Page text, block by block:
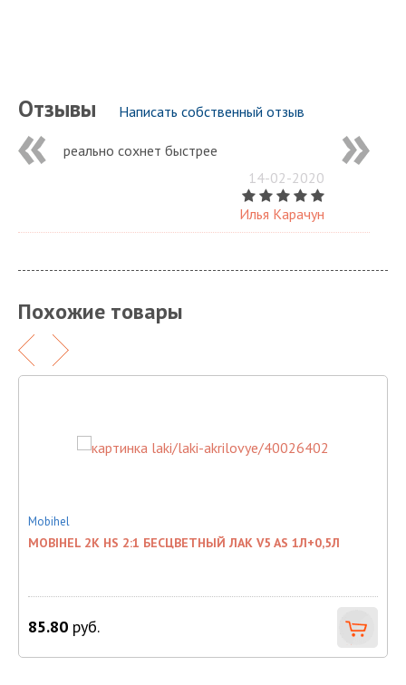
Отзывы Написать собственный отзыв
реально сохнет быстрее
14-02-2020
Илья Карачун
Похожие товары
Mobihel
MOBIHEL 2К HS 2:1 БЕСЦВЕТНЫЙ ЛАК V5 AS 1Л+0,5Л
85.80 руб.